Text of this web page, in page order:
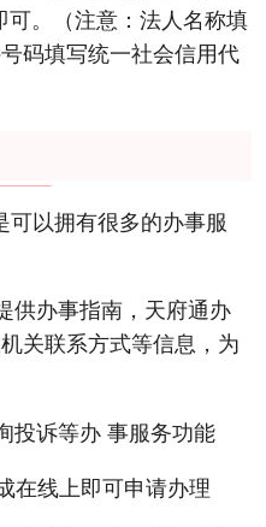
可。（注意：法人名称填
码填写统一社会信用代
可以拥有很多的办事服
供办事指南，天府通办
关联系方式等信息，为
投诉等办 事服务功能
在线上即可申请办理